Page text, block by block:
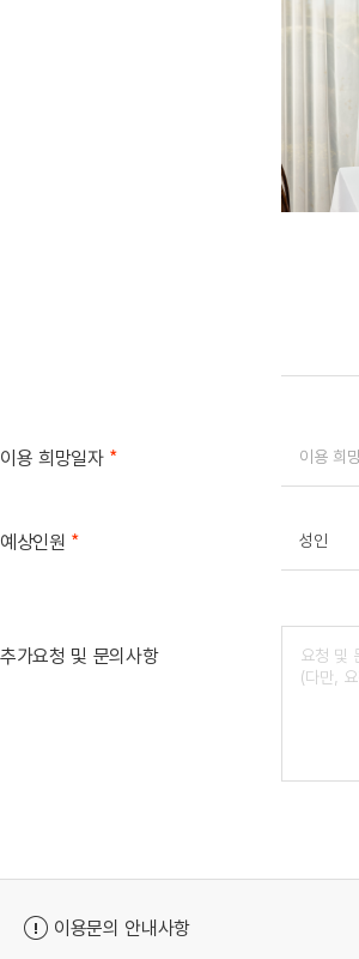
이용 희망일자 *
예상인원 * 성인
추가요청 및 문의사항
이용문의 안내사항